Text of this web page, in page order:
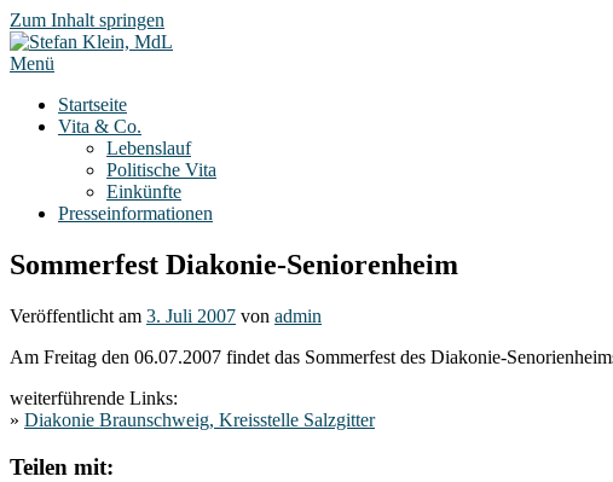
Zum Inhalt springen
Menü
Startseite
Vita & Co.
Lebenslauf
Politische Vita
Einkünfte
Presseinformationen
Sommerfest Diakonie-Seniorenheim
Veröffentlicht am 3. Juli 2007 von admin
Am Freitag den 06.07.2007 findet das Sommerfest des Diakonie-
weiterführende Links:
» Diakonie Braunschweig, Kreisstelle Salzgitter
Teilen mit: